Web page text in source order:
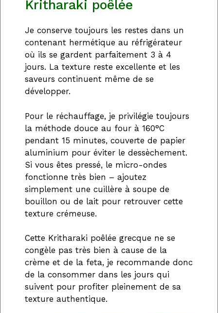
Kritharaki poêlée
Je conserve toujours les restes dans un
contenant hermétique au réfrigérateur
où ils se gardent parfaitement 3 à 4
jours. La texture reste excellente et les
saveurs continuent même de se
développer.
Pour le réchauffage, je privilégie toujours
la méthode douce au four à 160°C
pendant 15 minutes, couverte de papier
aluminium pour éviter le dessèchement.
Si vous êtes pressé, le micro-ondes
fonctionne très bien – ajoutez
simplement une cuillère à soupe de
bouillon ou de lait pour retrouver cette
texture crémeuse.
Cette Kritharaki poêlée grecque ne se
congèle pas très bien à cause de la
crème et de la feta, je recommande donc
de la consommer dans les jours qui
suivent pour profiter pleinement de sa
texture authentique.